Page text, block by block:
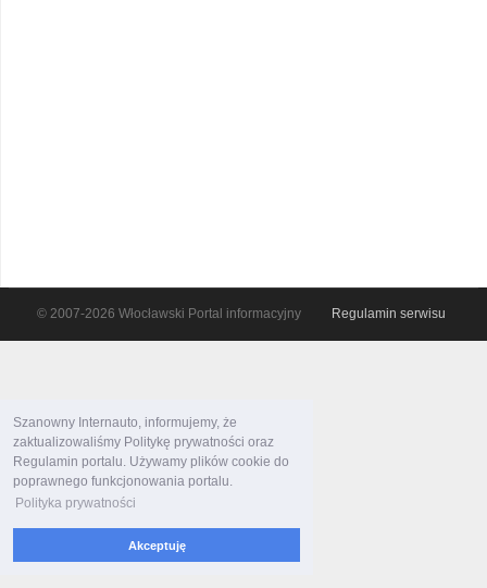
Szanowny Internauto, informujemy, że
zaktualizowaliśmy Politykę prywatności oraz
Regulamin portalu. Używamy plików cookie do
poprawnego funkcjonowania portalu.
Polityka prywatności
Akceptuję
© 2007-2026 Włocławski Portal informacyjny Regulamin serwisu